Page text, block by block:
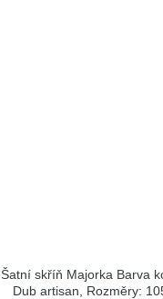
Šatní skříň Majorka Barva
Dub artisan, Rozměry: